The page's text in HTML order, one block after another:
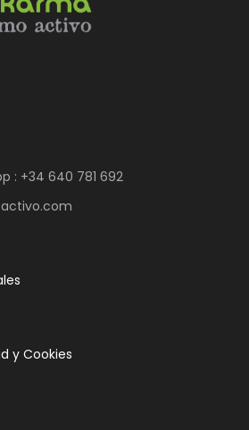
: +34 640 781 692
y Cookies